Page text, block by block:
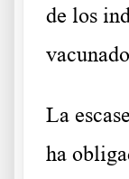
de los
La
ha